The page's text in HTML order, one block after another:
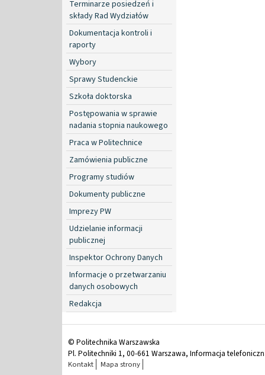
Terminarze posiedzeń i
składy Rad Wydziałów
Dokumentacja kontroli i
raporty
Wybory
Sprawy Studenckie
Szkoła doktorska
Postępowania w sprawie
nadania stopnia naukowego
Praca w Politechnice
Zamówienia publiczne
Programy studiów
Dokumenty publiczne
Imprezy PW
Udzielanie informacji
publicznej
Inspektor Ochrony Danych
Informacje o przetwarzaniu
danych osobowych
Redakcja
© Politechnika Warszawska
Pl. Politechniki 1, 00-661 Warszawa, Informacja
Kontakt Mapa strony